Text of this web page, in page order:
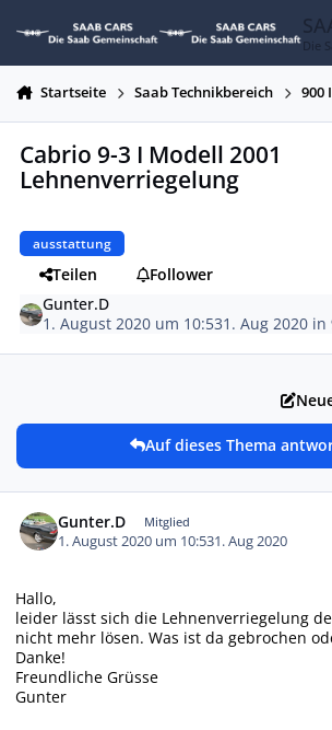
Die
Startseite Saab Technikbereich 900
Cabrio 9-3 I Modell 2001
Lehnenverriegelung
ausstattung
Teilen
Follower
Gunter.D
1. August 2020 um 10:531. Aug 2020 in
Auf dieses Thema
Gunter.D Mitglied
1. August 2020 um 10:531. Aug 2020
Hallo,
leider lässt sich die Lehnenverriegelung
nicht mehr lösen. Was ist da gebrochen
Danke!
Freundliche Grüsse
Gunter